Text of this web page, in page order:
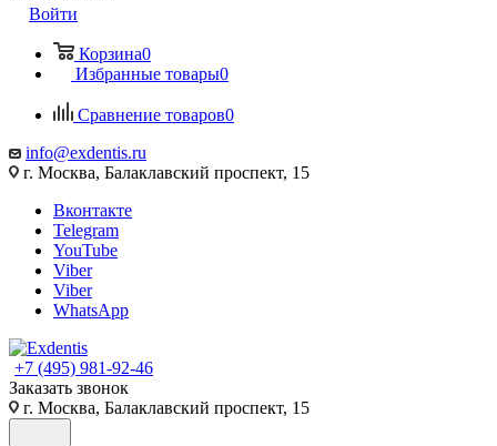
Войти
Корзина0
Избранные товары0
Сравнение товаров0
info@exdentis.ru
г. Москва, Балаклавский проспект, 15
Вконтакте
Telegram
YouTube
Viber
Viber
WhatsApp
+7 (495) 981-92-46
Заказать звонок
г. Москва, Балаклавский проспект, 15